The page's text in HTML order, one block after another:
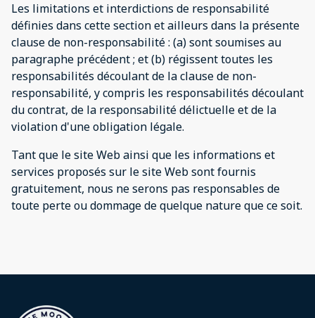
Les limitations et interdictions de responsabilité
définies dans cette section et ailleurs dans la présente
clause de non-responsabilité : (a) sont soumises au
paragraphe précédent ; et (b) régissent toutes les
responsabilités découlant de la clause de non-
responsabilité, y compris les responsabilités découlant
du contrat, de la responsabilité délictuelle et de la
violation d'une obligation légale.
Tant que le site Web ainsi que les informations et
services proposés sur le site Web sont fournis
gratuitement, nous ne serons pas responsables de
toute perte ou dommage de quelque nature que ce soit.